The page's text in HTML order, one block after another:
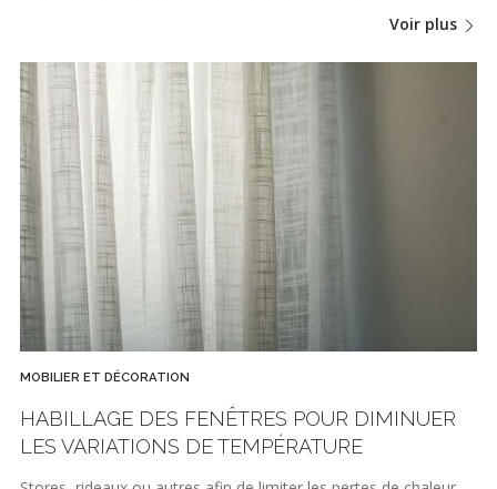
Voir plus
MOBILIER ET DÉCORATION
HABILLAGE DES FENÊTRES POUR DIMINUER
LES VARIATIONS DE TEMPÉRATURE